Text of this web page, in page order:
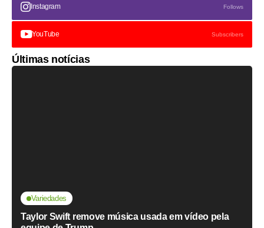
Instagram Follows
YouTube Subscribers
Últimas notícias
Variedades
Taylor Swift remove música usada em vídeo pela